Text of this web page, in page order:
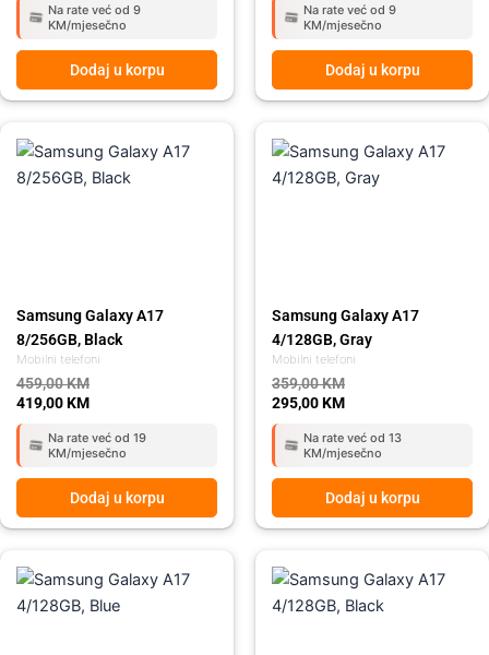
Na rate već od 9
KM/mjesečno
Dodaj u korpu
Na rate već od 9
KM/mjesečno
Dodaj u korpu
Mobilni telefoni
Samsung Galaxy A17
8/256GB, Black
459,00KM
price
was:
459,00 KM.
419,00KM
price
is:
419,00 KM.
Na rate već od 19
KM/mjesečno
Dodaj u korpu
Mobilni telefoni
Samsung Galaxy A17
4/128GB, Gray
359,00KM
price
was:
359,00 KM.
295,00KM
price
is:
295,00 KM.
Na rate već od 13
KM/mjesečno
Dodaj u korpu
price
was:
359,00 KM.
price
is:
295,00 KM.
price
was:
359,00 KM.
price
is:
295,00 KM.